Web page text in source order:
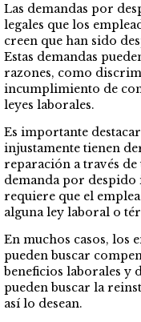
Las demandas por
legales que los
creen que han sido
Estas demandas
razones, como
incumplimiento de
leyes laborales.
Es importante
injustamente tienen
reparación a través
demanda por despido
requiere que el
alguna ley laboral o
En muchos casos, los
pueden buscar
beneficios laborales y
pueden buscar la
así lo desean.